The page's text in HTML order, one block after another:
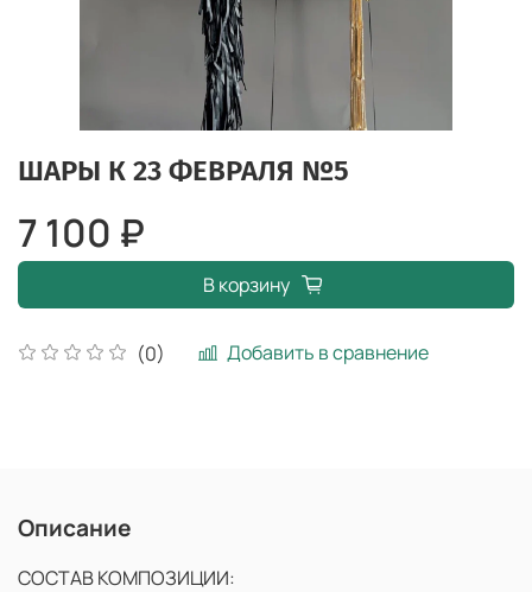
ШАРЫ К 23 ФЕВРАЛЯ №5
(0) Добавить в сравнение
7 100 ₽
В корзину
Описание
СОСТАВ КОМПОЗИЦИИ: